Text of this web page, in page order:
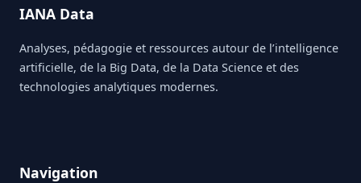
IANA Data
Analyses, pédagogie et ressources autour de l’intelligence
artificielle, de la Big Data, de la Data Science et des
technologies analytiques modernes.
Navigation